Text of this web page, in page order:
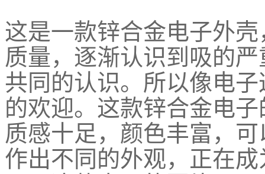
这是一款锌合金电子外
质量，逐渐认识到吸的
共同的认识。所以像电
的欢迎。 这款锌合金电子
质感十足，颜色丰富，
作出不同的外观，正在